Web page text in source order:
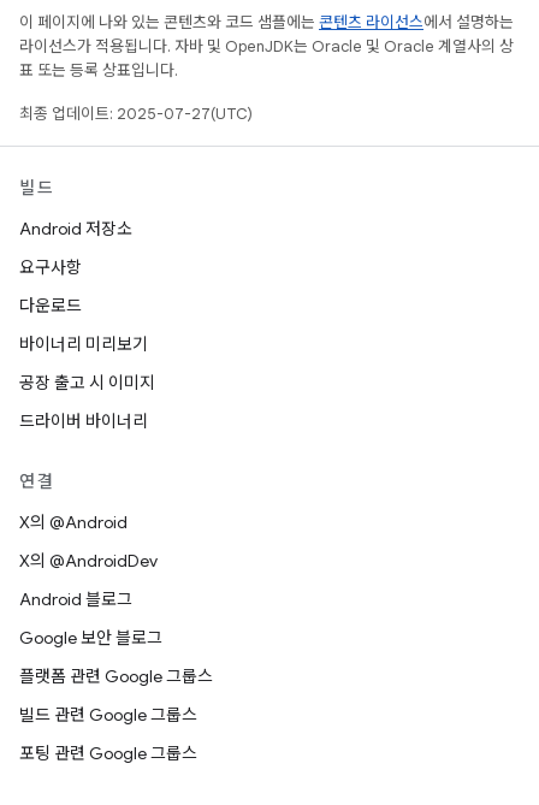
이 페이지에 나와 있는 콘텐츠와 코드 샘플에는 콘텐츠 라이선스에서 설명하는
라이선스가 적용됩니다. 자바 및 OpenJDK는 Oracle 및 Oracle 계열사의 상
표 또는 등록 상표입니다.
최종 업데이트: 2025-07-27(UTC)
빌드
Android 저장소
요구사항
다운로드
바이너리 미리보기
공장 출고 시 이미지
드라이버 바이너리
연결
X의 @Android
X의 @AndroidDev
Android 블로그
Google 보안 블로그
플랫폼 관련 Google 그룹스
빌드 관련 Google 그룹스
포팅 관련 Google 그룹스